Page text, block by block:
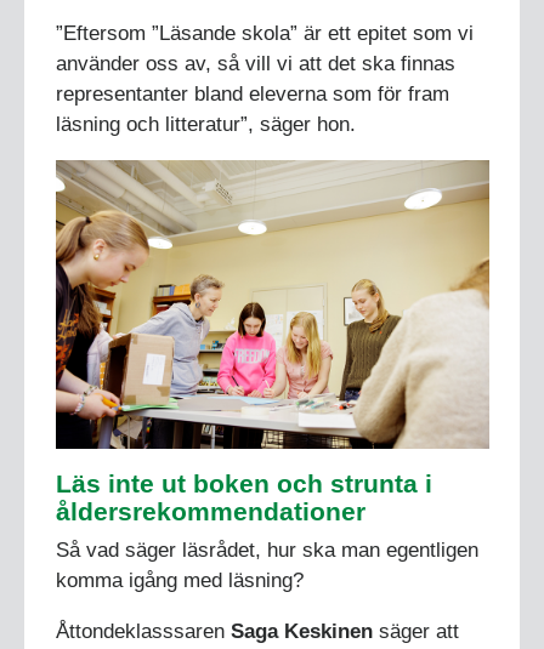
”Eftersom ”Läsande skola” är ett epitet som vi
använder oss av, så vill vi att det ska finnas
representanter bland eleverna som för fram
läsning och litteratur”, säger hon.
Läs inte ut boken och strunta i
åldersrekommendationer
Så vad säger läsrådet, hur ska man egentligen
komma igång med läsning?
Åttondeklasssaren Saga Keskinensäger att